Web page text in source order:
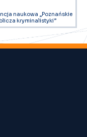
naukowa „Poznańskie
kryminalistyki”